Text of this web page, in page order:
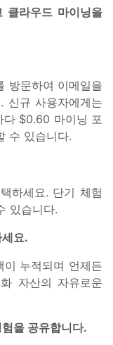
클라우드 마이닝을
방문하여 이메일을
신규 사용자에게는
다 $0.60 마이닝 포
수 있습니다.
하세요. 단기 체험
있습니다.
요.
누적되며 언제든
자산의 자유로운
을 공유합니다.